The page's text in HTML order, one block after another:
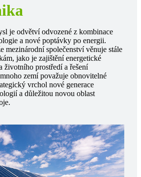
je odvětví odvozené z kombinace
a nové poptávky po energii.
mezinárodní společenství věnuje stále
jako je zajištění energetické
životního prostředí a řešení
zemí považuje obnovitelné
vrchol nové generace
a důležitou novou oblast